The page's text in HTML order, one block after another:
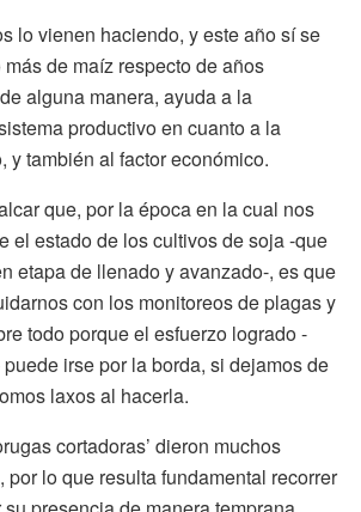
lo vienen haciendo, y este año sí se
de maíz respecto de años
alguna manera, ayuda a la
productivo en cuanto a la
y también al factor económico.
que, por la época en la cual nos
el estado de los cultivos de soja -que
etapa de llenado y avanzado-, es que
con los monitoreos de plagas y
todo porque el esfuerzo logrado -
irse por la borda, si dejamos de
laxos al hacerla.
cortadoras’ dieron muchos
por lo que resulta fundamental recorrer